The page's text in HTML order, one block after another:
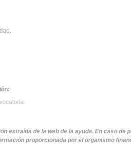
extraída de la web de la ayuda. En caso de
proporcionada por el organismo